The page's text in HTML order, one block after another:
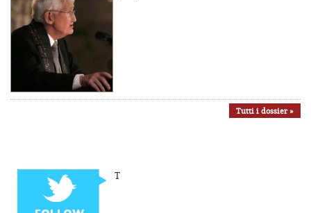
Tutti i dossier »
T